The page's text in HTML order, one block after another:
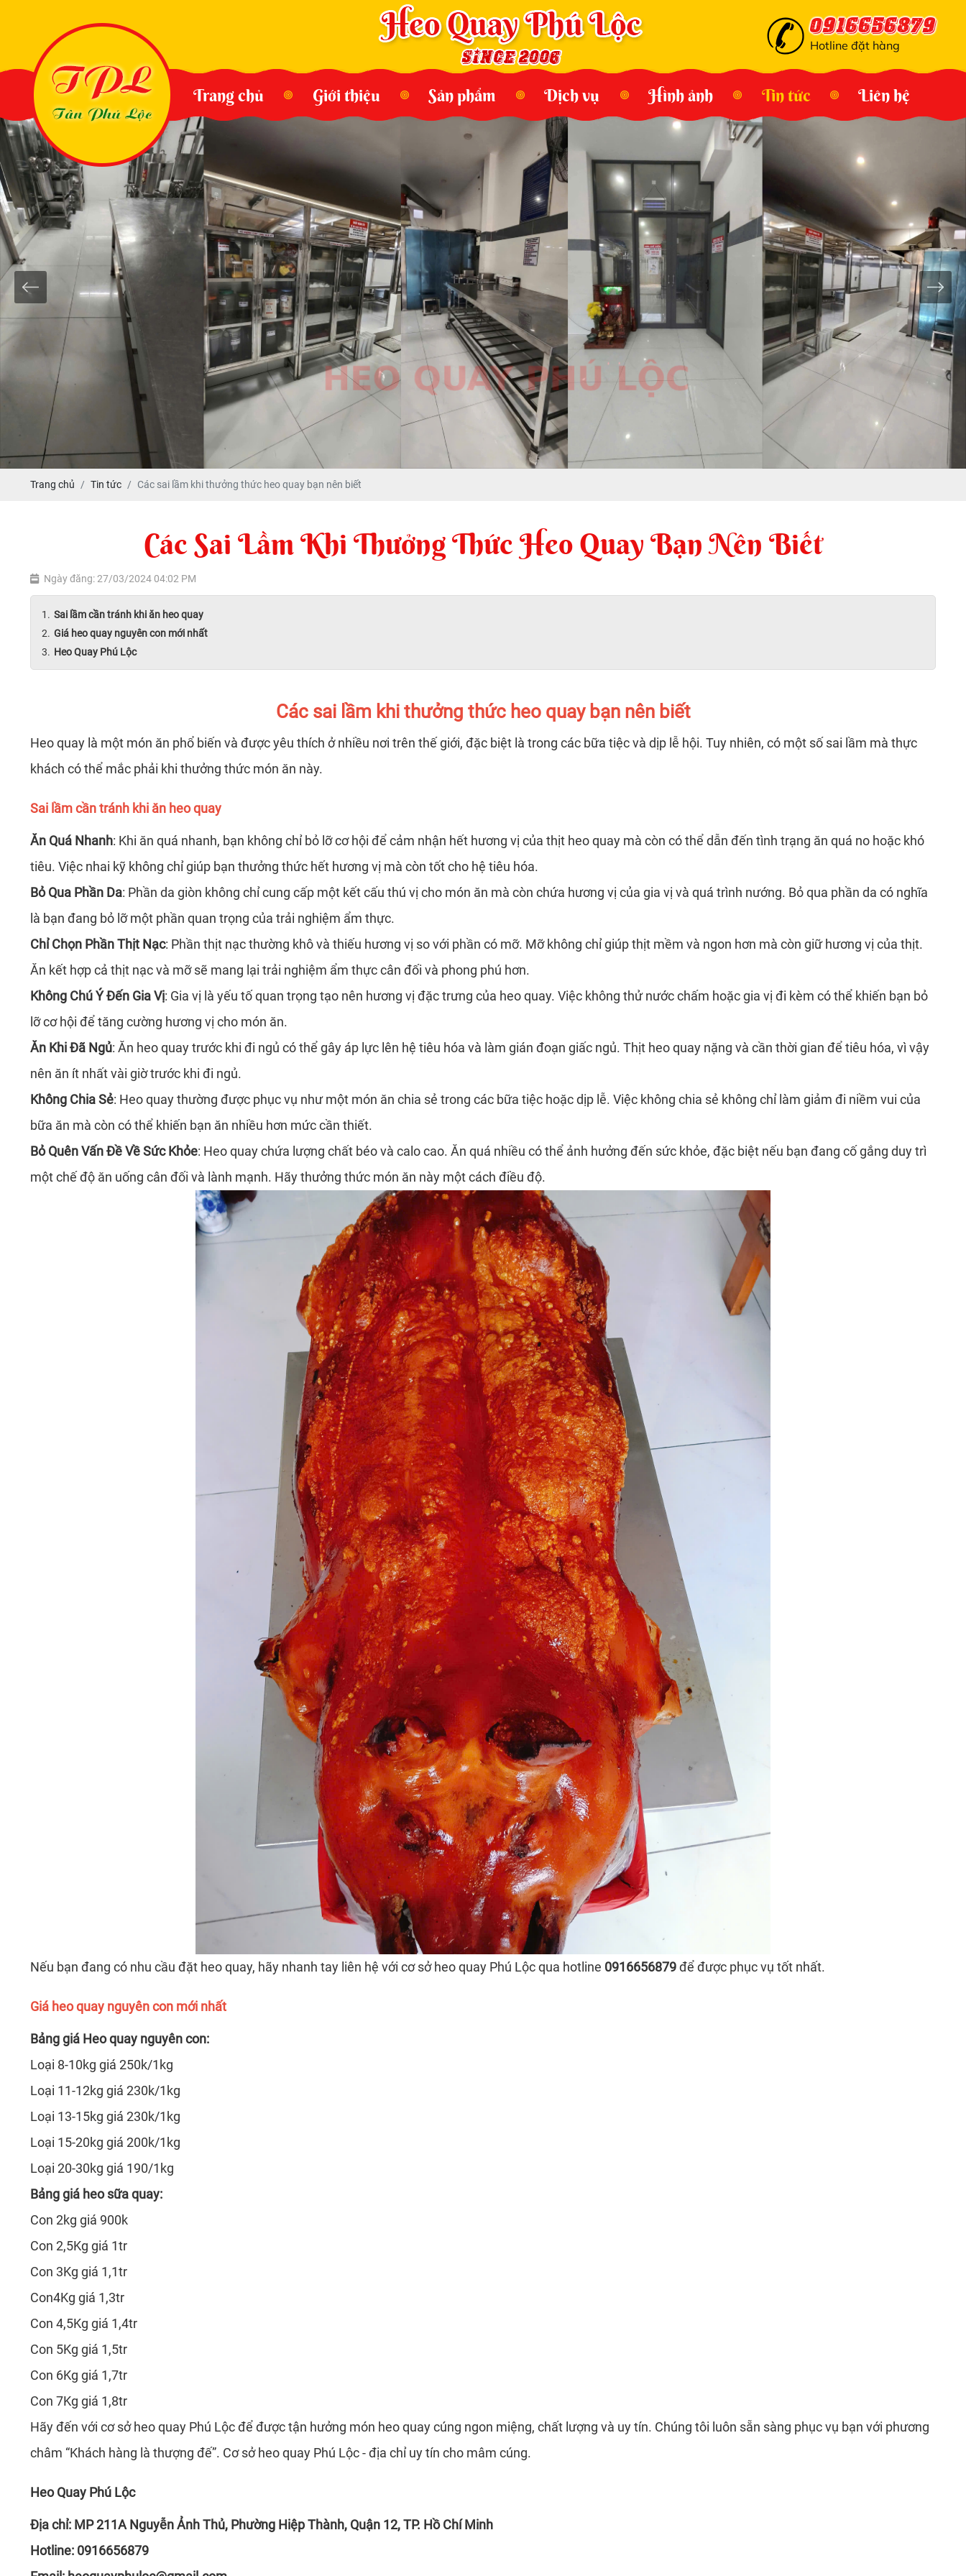
0916656879
Hotline đặt hàng
Trang chủ Giới thiệu Sản phẩm Dịch vụ Hình ảnh Tin tức Liên hệ
Trang chủ Tin tức Các sai lầm khi thưởng thức heo quay bạn nên biết
Các Sai Lầm Khi Thưởng Thức Heo Quay Bạn Nên Biết
Ngày đăng: 27/03/2024 04:02 PM
Sai lầm cần tránh khi ăn heo quay
Giá heo quay nguyên con mới nhất
Heo Quay Phú Lộc
Các sai lầm khi thưởng thức heo quay bạn nên biết
Heo quay là một món ăn phổ biến và được yêu thích ở nhiều nơi trên thế giới, đặc biệt là trong các bữa tiệc và dịp lễ hội. Tuy nhiên, có một số sai lầm mà thực
khách có thể mắc phải khi thưởng thức món ăn này.
Sai lầm cần tránh khi ăn heo quay
Ăn Quá Nhanh: Khi ăn quá nhanh, bạn không chỉ bỏ lỡ cơ hội để cảm nhận hết hương vị của thịt heo quay mà còn có thể dẫn đến tình trạng ăn quá no hoặc khó
tiêu. Việc nhai kỹ không chỉ giúp bạn thưởng thức hết hương vị mà còn tốt cho hệ tiêu hóa.
Bỏ Qua Phần Da: Phần da giòn không chỉ cung cấp một kết cấu thú vị cho món ăn mà còn chứa hương vị của gia vị và quá trình nướng. Bỏ qua phần da có nghĩa
là bạn đang bỏ lỡ một phần quan trọng của trải nghiệm ẩm thực.
Chỉ Chọn Phần Thịt Nạc: Phần thịt nạc thường khô và thiếu hương vị so với phần có mỡ. Mỡ không chỉ giúp thịt mềm và ngon hơn mà còn giữ hương vị của thịt.
Ăn kết hợp cả thịt nạc và mỡ sẽ mang lại trải nghiệm ẩm thực cân đối và phong phú hơn.
Không Chú Ý Đến Gia Vị: Gia vị là yếu tố quan trọng tạo nên hương vị đặc trưng của heo quay. Việc không thử nước chấm hoặc gia vị đi kèm có thể khiến bạn bỏ
lỡ cơ hội để tăng cường hương vị cho món ăn.
Ăn Khi Đã Ngủ: Ăn heo quay trước khi đi ngủ có thể gây áp lực lên hệ tiêu hóa và làm gián đoạn giấc ngủ. Thịt heo quay nặng và cần thời gian để tiêu hóa, vì vậy
nên ăn ít nhất vài giờ trước khi đi ngủ.
Không Chia Sẻ: Heo quay thường được phục vụ như một món ăn chia sẻ trong các bữa tiệc hoặc dịp lễ. Việc không chia sẻ không chỉ làm giảm đi niềm vui của
bữa ăn mà còn có thể khiến bạn ăn nhiều hơn mức cần thiết.
Bỏ Quên Vấn Đề Về Sức Khỏe: Heo quay chứa lượng chất béo và calo cao. Ăn quá nhiều có thể ảnh hưởng đến sức khỏe, đặc biệt nếu bạn đang cố gắng duy trì
một chế độ ăn uống cân đối và lành mạnh. Hãy thưởng thức món ăn này một cách điều độ.
Nếu bạn đang có nhu cầu đặt heo quay, hãy nhanh tay liên hệ với cơ sở heo quay Phú Lộc qua hotline 0916656879để được phục vụ tốt nhất.
Giá heo quay nguyên con mới nhất
Bảng giá Heo quay nguyên con:
Loại 8-10kg giá 250k/1kg
Loại 11-12kg giá 230k/1kg
Loại 13-15kg giá 230k/1kg
Loại 15-20kg giá 200k/1kg
Loại 20-30kg giá 190/1kg
Bảng giá heo sữa quay:
Con 2kg giá 900k
Con 2,5Kg giá 1tr
Con 3Kg giá 1,1tr
Con4Kg giá 1,3tr
Con 4,5Kg giá 1,4tr
Con 5Kg giá 1,5tr
Con 6Kg giá 1,7tr
Con 7Kg giá 1,8tr
Hãy đến với cơ sở heo quay Phú Lộc để được tận hưởng món heo quay cúng ngon miệng, chất lượng và uy tín. Chúng tôi luôn sẵn sàng phục vụ bạn với phương
châm “Khách hàng là thượng đế”. Cơ sở heo quay Phú Lộc - địa chỉ uy tín cho mâm cúng.
Heo Quay Phú Lộc
Địa chỉ: MP 211A Nguyễn Ảnh Thủ, Phường Hiệp Thành, Quận 12, TP. Hồ Chí Minh
Hotline: 0916656879